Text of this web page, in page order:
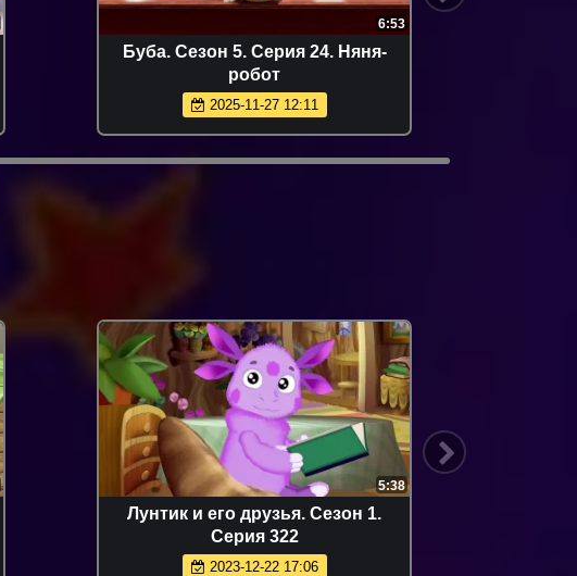
6:53
Буба. Сезон 5. Серия 24. Няня-
робот
2025-11-27 12:11
5:38
Лунтик и его друзья. Сезон 1.
Серия 322
2023-12-22 17:06